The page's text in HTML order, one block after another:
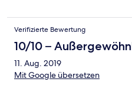
Verifizierte Bewertung
10/10 –
11. Aug. 2019
Mit Google übersetzen